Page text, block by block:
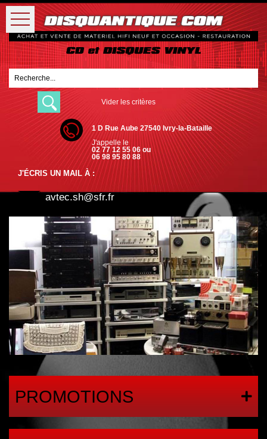
Vider les critères
1 D Rue Aube 27540 Ivry-la-Bataille
J'appelle le
02 77 12 55 06 ou
06 98 95 80 88
J'ÉCRIS UN MAIL À :
avtec.sh@sfr.fr
PROMOTIONS